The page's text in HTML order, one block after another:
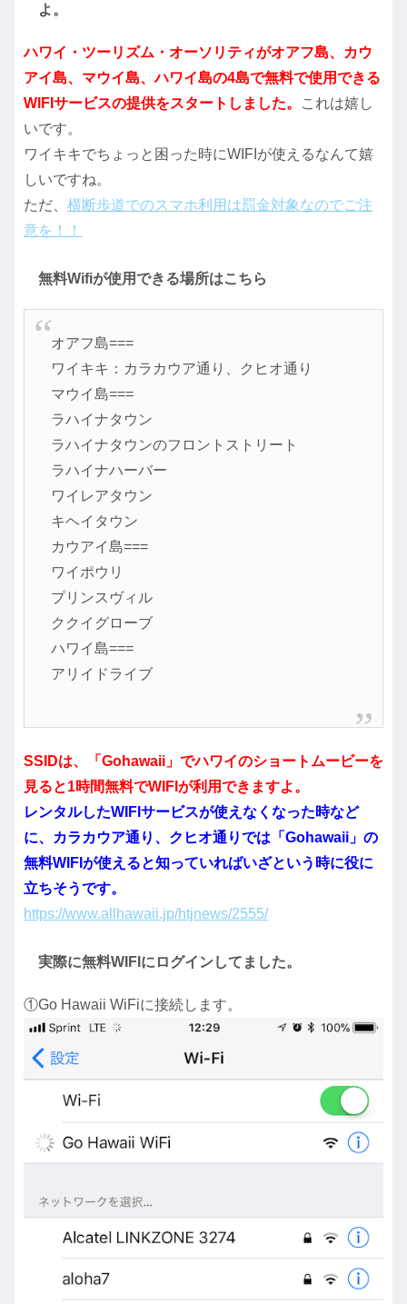
よ。
ハワイ・ツーリズム・オーソリティがオアフ島、カウ
アイ島、マウイ島、ハワイ島の4島で無料で使用できる
WIFIサービスの提供をスタートしました。
これは嬉し
いです。
ワイキキでちょっと困った時にWIFIが使えるなんて嬉
しいですね。
ただ、 横断歩道でのスマホ利用は罰金対象なのでご注
意を！！
無料Wifiが使用できる場所はこちら
オアフ島===
ワイキキ：カラカウア通り、クヒオ通り
マウイ島===
ラハイナタウン
ラハイナタウンのフロントストリート
ラハイナハーバー
ワイレアタウン
キヘイタウン
カウアイ島===
ワイポウリ
プリンスヴィル
ククイグローブ
ハワイ島===
アリイドライブ
SSIDは、「Gohawaii」でハワイのショートムービーを
見ると1時間無料でWIFIが利用できますよ。
レンタルしたWIFIサービスが使えなくなった時など
に、カラカウア通り、クヒオ通りでは「Gohawaii」の
無料WIFIが使えると知っていればいざという時に役に
立ちそうです。
https://www.allhawaii.jp/htjnews/2555/
実際に無料WIFIにログインしてました。
①Go Hawaii WiFiに接続します。